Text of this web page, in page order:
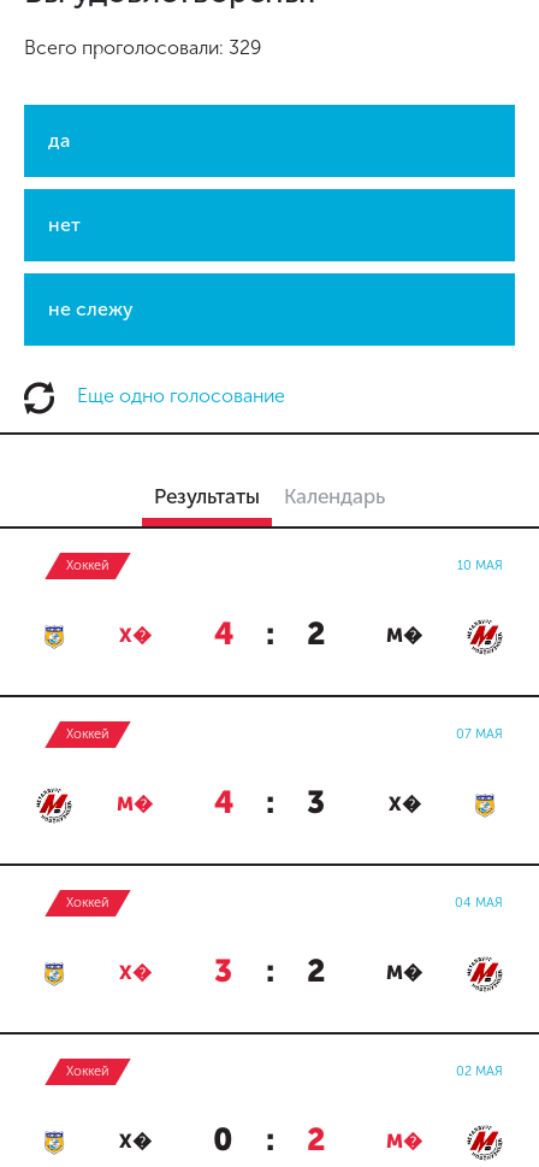
Всего проголосовали: 329
да
нет
не слежу
Еще одно голосование
Результаты Календарь
Хоккей 10 МАЯ
Х� 4 : 2 М�
Хоккей 07 МАЯ
М� 4 : 3 Х�
Хоккей 04 МАЯ
Х� 3 : 2 М�
Хоккей 02 МАЯ
Х� 0 : 2 М�